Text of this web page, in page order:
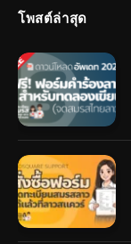
โพสต์ล่าสุด